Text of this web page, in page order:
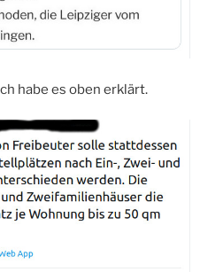
habe es oben erklärt.